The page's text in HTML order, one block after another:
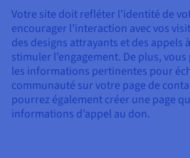
Votre site doit refléter l’identité de
encourager l’interaction avec vos
des designs attrayants et des appels
stimuler l’engagement. De plus,
les informations pertinentes pour
communauté sur votre page de
pourrez également créer une page
informations d’appel au don.